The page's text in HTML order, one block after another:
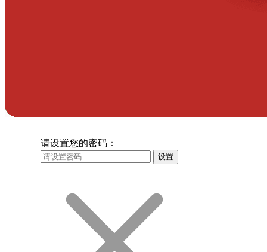
请设置您的密码：
设置